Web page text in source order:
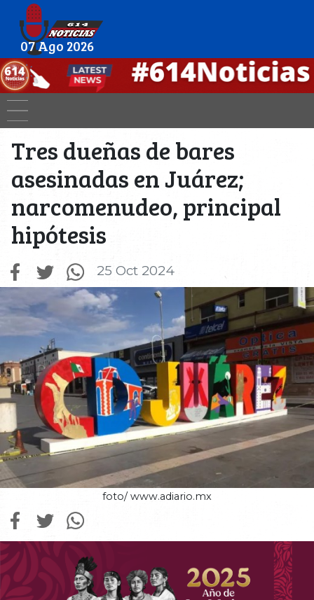
07 Ago 2026
Tres dueñas de bares
asesinadas en Juárez;
narcomenudeo, principal
hipótesis
25 Oct 2024
foto/ www.adiario.mx